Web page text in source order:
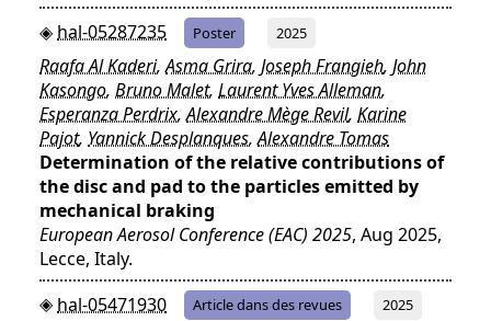
hal-05287235
Poster 2025
Raafa Al Kaderi,Asma Grira, Joseph Frangieh, John
Kasongo, Bruno Malet, Laurent Yves Alleman,
Esperanza Perdrix,Alexandre Mège Revil, Karine
Pajot, Yannick Desplanques,Alexandre Tomas
Determination of the relative contributions of
the disc and pad to the particles emitted by
mechanical braking
European Aerosol Conference (EAC) 2025, Aug 2025,
Lecce, Italy.
hal-05471930
Article dans des revues 2025